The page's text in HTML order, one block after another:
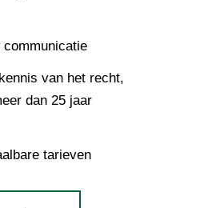
van het recht,
dan 25 jaar
tarieven